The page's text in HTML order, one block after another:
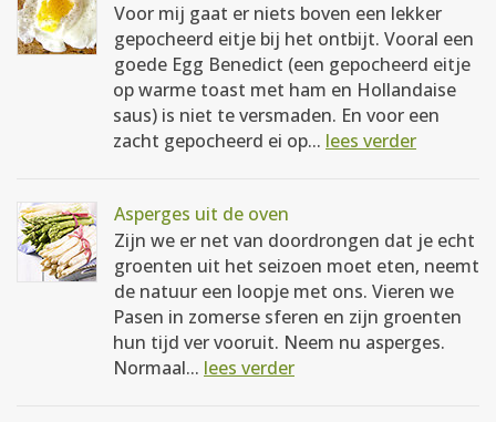
Voor mij gaat er niets boven een lekker
gepocheerd eitje bij het ontbijt. Vooral een
goede Egg Benedict (een gepocheerd eitje
op warme toast met ham en Hollandaise
saus) is niet te versmaden. En voor een
zacht gepocheerd ei op... lees verder
Asperges uit de oven
Zijn we er net van doordrongen dat je echt
groenten uit het seizoen moet eten, neemt
de natuur een loopje met ons. Vieren we
Pasen in zomerse sferen en zijn groenten
hun tijd ver vooruit. Neem nu asperges.
Normaal... lees verder